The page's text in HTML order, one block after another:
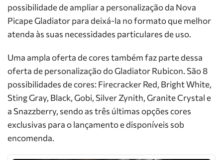
possibilidade de ampliar a personalização da Nova
Picape Gladiator para deixá-la no formato que melhor
atenda às suas necessidades particulares de uso.
Uma ampla oferta de cores também faz parte dessa
oferta de personalização do Gladiator Rubicon. São 8
possibilidades de cores: Firecracker Red, Bright White,
Sting Gray, Black, Gobi, Silver Zynith, Granite Crystal e
a Snazzberry, sendo as três últimas opções cores
exclusivas para o lançamento e disponíveis sob
encomenda.